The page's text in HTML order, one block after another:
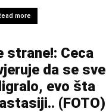
more
strane!: Ceca
da se sve
evo šta
(FOTO)